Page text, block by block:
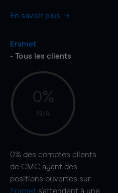
En savoir plus
Eramet
- Tous les clients
0%
N/A
0% des comptes clients
de CMC ayant des
positions ouvertes sur
Eramet s'attendent à une